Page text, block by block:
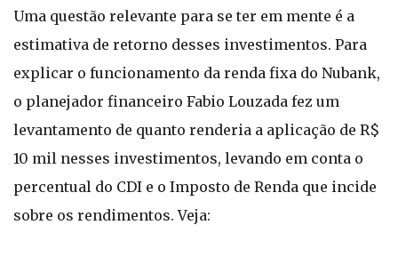
Uma questão relevante para se ter em mente é a
estimativa de retorno desses investimentos. Para
explicar o funcionamento da renda fixa do Nubank,
o planejador financeiro Fabio Louzada fez um
levantamento de quanto renderia a aplicação de R$
10 mil nesses investimentos, levando em conta o
percentual do CDI e o Imposto de Renda que incide
sobre os rendimentos. Veja: